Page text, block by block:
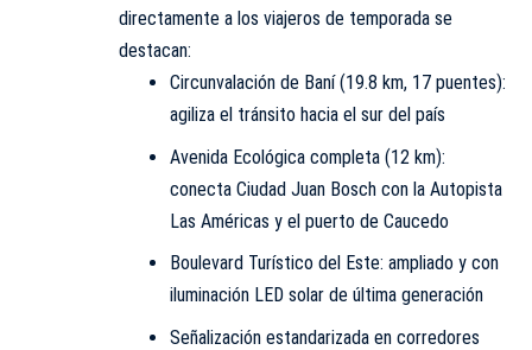
directamente a los viajeros de temporada se
destacan:
Circunvalación de Baní (19.8 km, 17 puentes):
agiliza el tránsito hacia el sur del país
Avenida Ecológica completa (12 km):
conecta Ciudad Juan Bosch con la Autopista
Las Américas y el puerto de Caucedo
Boulevard Turístico del Este: ampliado y con
iluminación LED solar de última generación
Señalización estandarizada en corredores